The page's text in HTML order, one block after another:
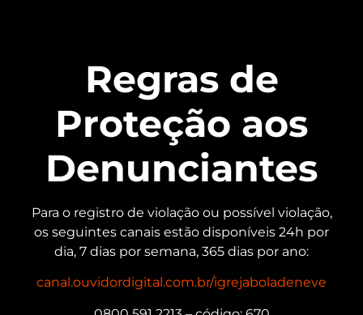
Regras de
Proteção aos
Denunciantes
Para o registro de violação ou possível violação,
os seguintes canais estão disponíveis 24h por
dia, 7 dias por semana, 365 dias por ano:
canal.ouvidordigital.com.br/igrejaboladeneve